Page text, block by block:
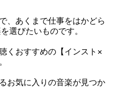
、あくまで仕事をはかどら
選びたいものです。
くおすすめの【インスト×
お気に入りの音楽が見つか